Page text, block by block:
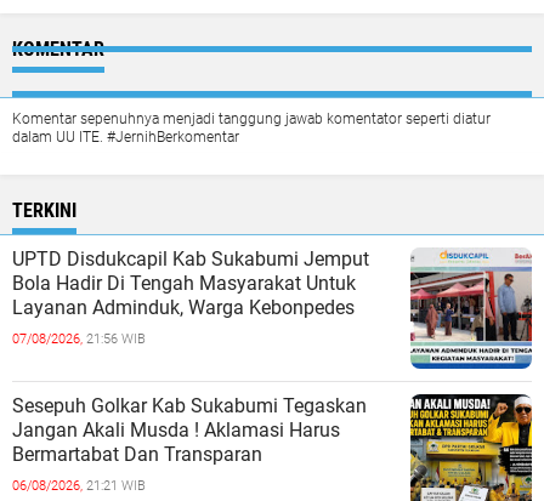
KOMENTAR
Komentar sepenuhnya menjadi tanggung jawab komentator seperti diatur
dalam UU ITE. #JernihBerkomentar
TERKINI
UPTD Disdukcapil Kab Sukabumi Jemput
Bola Hadir Di Tengah Masyarakat Untuk
Layanan Adminduk, Warga Kebonpedes
07/08/2026, 21:56 WIB
Sesepuh Golkar Kab Sukabumi Tegaskan
Jangan Akali Musda ! Aklamasi Harus
Bermartabat Dan Transparan
06/08/2026, 21:21 WIB